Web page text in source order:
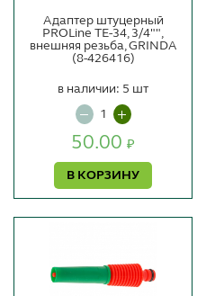
Адаптер штуцерный
PROLine TE-34, 3/4"",
внешняя резьба, GRINDA
(8-426416)
50.00 ₽
В КОРЗИНУ
в наличии: 5 шт